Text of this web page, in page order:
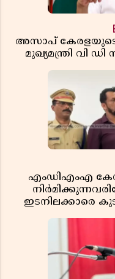
അസാപ് കേരളയുടെ
മുഖ്യമന്ത്രി വി
എംഡിഎംഎ
ഇടനിലക്കാരെ